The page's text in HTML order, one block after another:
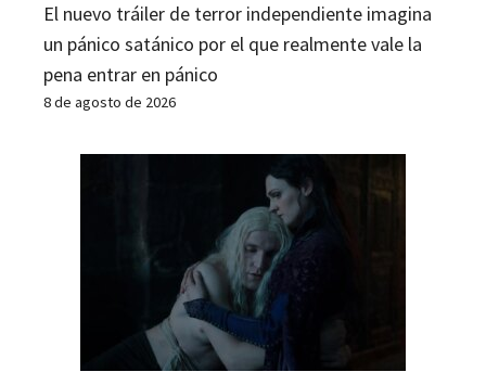
El nuevo tráiler de terror independiente imagina
un pánico satánico por el que realmente vale la
pena entrar en pánico
8 de agosto de 2026